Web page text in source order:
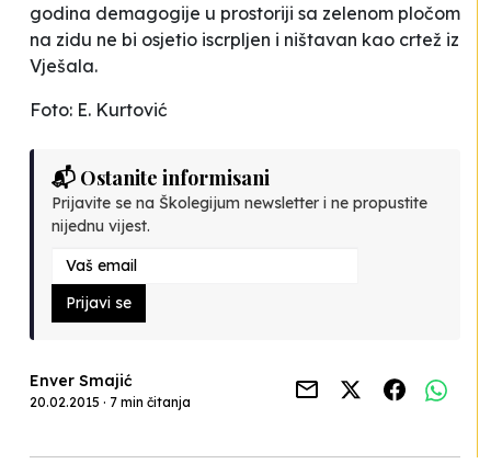
godina demagogije u prostoriji sa zelenom pločom
na zidu ne bi osjetio iscrpljen i ništavan kao crtež iz
Vješala.
Foto: E. Kurtović
📬 Ostanite informisani
Prijavite se na Školegijum newsletter i ne propustite
nijednu vijest.
Prijavi se
Enver Smajić
20.02.2015 · 7 min čitanja